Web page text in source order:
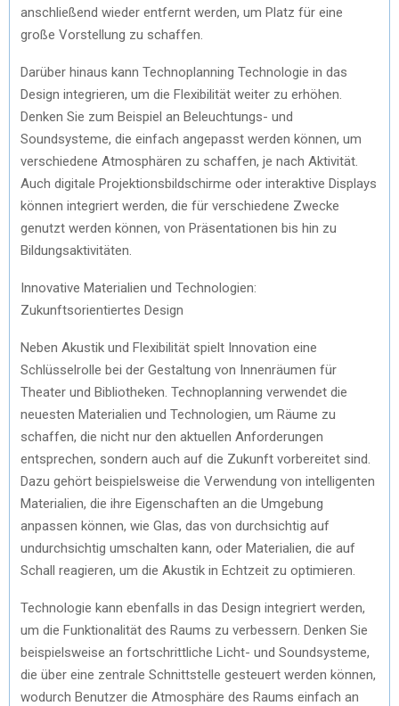
anschließend wieder entfernt werden, um Platz für eine
große Vorstellung zu schaffen.
Darüber hinaus kann Technoplanning Technologie in das
Design integrieren, um die Flexibilität weiter zu erhöhen.
Denken Sie zum Beispiel an Beleuchtungs- und
Soundsysteme, die einfach angepasst werden können, um
verschiedene Atmosphären zu schaffen, je nach Aktivität.
Auch digitale Projektionsbildschirme oder interaktive Displays
können integriert werden, die für verschiedene Zwecke
genutzt werden können, von Präsentationen bis hin zu
Bildungsaktivitäten.
Innovative Materialien und Technologien:
Zukunftsorientiertes Design
Neben Akustik und Flexibilität spielt Innovation eine
Schlüsselrolle bei der Gestaltung von Innenräumen für
Theater und Bibliotheken. Technoplanning verwendet die
neuesten Materialien und Technologien, um Räume zu
schaffen, die nicht nur den aktuellen Anforderungen
entsprechen, sondern auch auf die Zukunft vorbereitet sind.
Dazu gehört beispielsweise die Verwendung von intelligenten
Materialien, die ihre Eigenschaften an die Umgebung
anpassen können, wie Glas, das von durchsichtig auf
undurchsichtig umschalten kann, oder Materialien, die auf
Schall reagieren, um die Akustik in Echtzeit zu optimieren.
Technologie kann ebenfalls in das Design integriert werden,
um die Funktionalität des Raums zu verbessern. Denken Sie
beispielsweise an fortschrittliche Licht- und Soundsysteme,
die über eine zentrale Schnittstelle gesteuert werden können,
wodurch Benutzer die Atmosphäre des Raums einfach an